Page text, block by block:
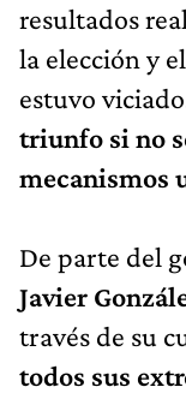
resultados
la elección y
estuvo
triunfo si no
mecanismos
De parte del
Javier
través de su
todos sus